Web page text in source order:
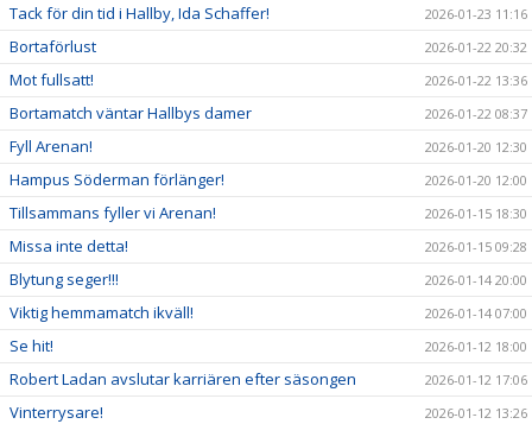
Tack för din tid i Hallby, Ida Schaffer! 2026-01-23 11:16
Bortaförlust 2026-01-22 20:32
Mot fullsatt! 2026-01-22 13:36
Bortamatch väntar Hallbys damer 2026-01-22 08:37
Fyll Arenan! 2026-01-20 12:30
Hampus Söderman förlänger! 2026-01-20 12:00
Tillsammans fyller vi Arenan! 2026-01-15 18:30
Missa inte detta! 2026-01-15 09:28
Blytung seger!!! 2026-01-14 20:00
Viktig hemmamatch ikväll! 2026-01-14 07:00
Se hit! 2026-01-12 18:00
Robert Ladan avslutar karriären efter säsongen 2026-01-12 17:06
Vinterrysare! 2026-01-12 13:26